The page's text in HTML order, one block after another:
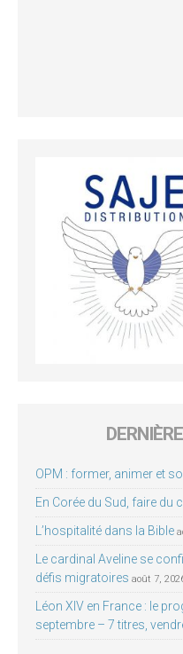
OPM : former, animer et
En Corée du Sud, faire du
L’hospitalité dans la Bible
Le cardinal Aveline se
défis migratoires août 7,
Léon XIV en France : le
septembre – 7 titres,